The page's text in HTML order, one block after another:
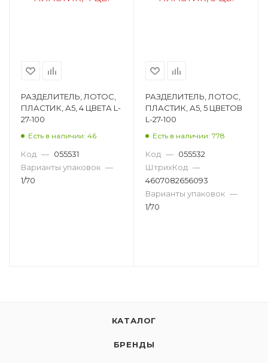
РАЗДЕЛИТЕЛЬ, ЛОТОС,
ПЛАСТИК, А5, 4 ЦВЕТА L-
27-100
Есть в наличии: 46
Код — 055531
Варианты упаковок —
1/70
РАЗДЕЛИТЕЛЬ, ЛОТОС,
ПЛАСТИК, А5, 5 ЦВЕТОВ
L-27-100
Есть в наличии: 778
Код — 055532
ШтрихКод —
4607082656093
Варианты упаковок —
1/70
КАТАЛОГ
БРЕНДЫ